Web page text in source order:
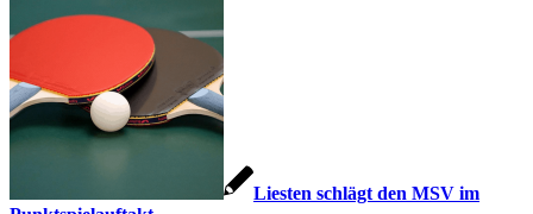
Liesten schlägt den MSV im